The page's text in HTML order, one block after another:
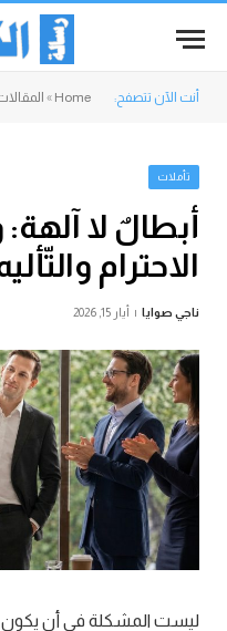
أنت الآن تتصفح: Home
»
تأملات
أبطالٌ لا
الاحترام
ناجي صوايا أيار 15, 2026
ليست المشكلة في أن يكون